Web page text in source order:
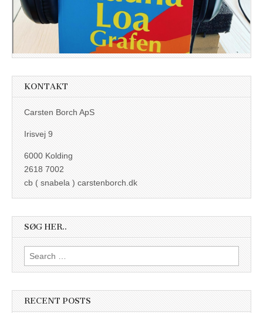
KONTAKT
Carsten Borch ApS
Irisvej 9
6000 Kolding
2618 7002
cb ( snabela ) carstenborch.dk
SØG HER..
Search
for:
RECENT POSTS